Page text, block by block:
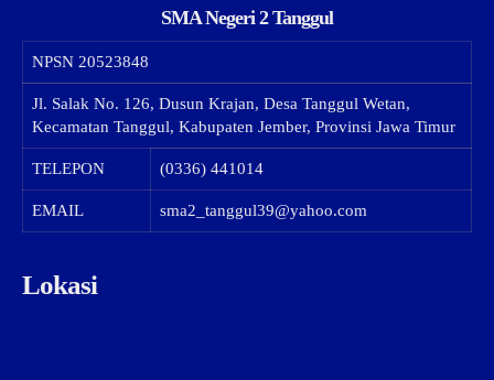
SMA Negeri 2 Tanggul
NPSN 20523848
Jl. Salak No. 126, Dusun Krajan, Desa Tanggul Wetan,
Kecamatan Tanggul, Kabupaten Jember, Provinsi Jawa Timur
TELEPON (0336) 441014
EMAIL sma2_tanggul39@yahoo.com
Lokasi